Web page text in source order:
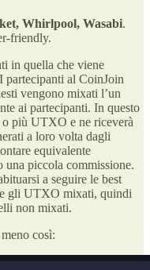
Whirlpool, Wasabi.
friendly.
in quella che viene
partecipanti al CoinJoin
vengono mixati l’un
ai partecipanti. In questo
più UTXO e ne riceverà
a loro volta dagli
equivalente
una piccola commissione.
a seguire le best
gli UTXO mixati, quindi
non mixati.
così: